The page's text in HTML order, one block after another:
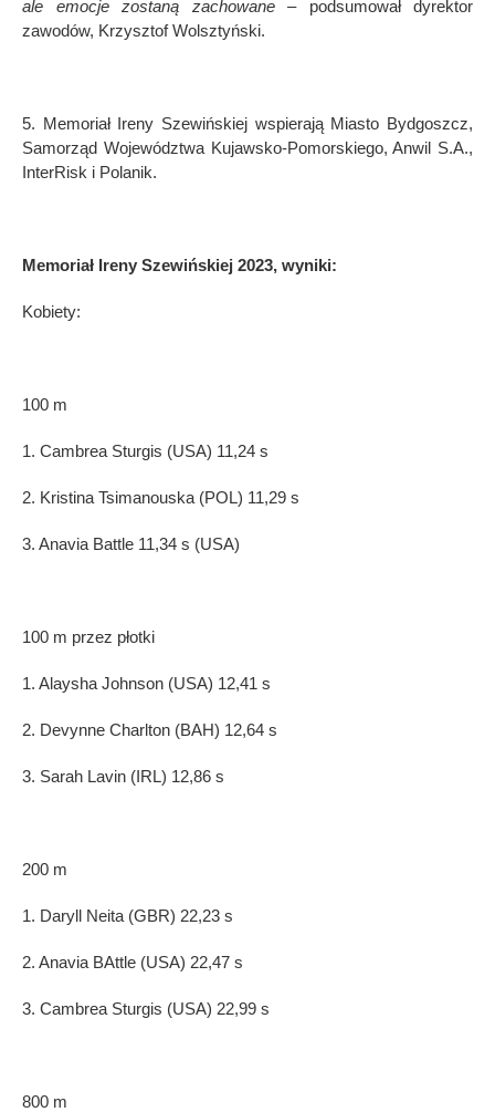
ale emocje zostaną zachowane– podsumował dyrektor
zawodów, Krzysztof Wolsztyński.
5. Memoriał Ireny Szewińskiej wspierają Miasto Bydgoszcz,
Samorząd Województwa Kujawsko-Pomorskiego, Anwil S.A.,
InterRisk i Polanik.
Memoriał Ireny Szewińskiej 2023, wyniki:
Kobiety:
100 m
1. Cambrea Sturgis (USA) 11,24 s
2. Kristina Tsimanouska (POL) 11,29 s
3. Anavia Battle 11,34 s (USA)
100 m przez płotki
1. Alaysha Johnson (USA) 12,41 s
2. Devynne Charlton (BAH) 12,64 s
3. Sarah Lavin (IRL) 12,86 s
200 m
1. Daryll Neita (GBR) 22,23 s
2. Anavia BAttle (USA) 22,47 s
3. Cambrea Sturgis (USA) 22,99 s
800 m